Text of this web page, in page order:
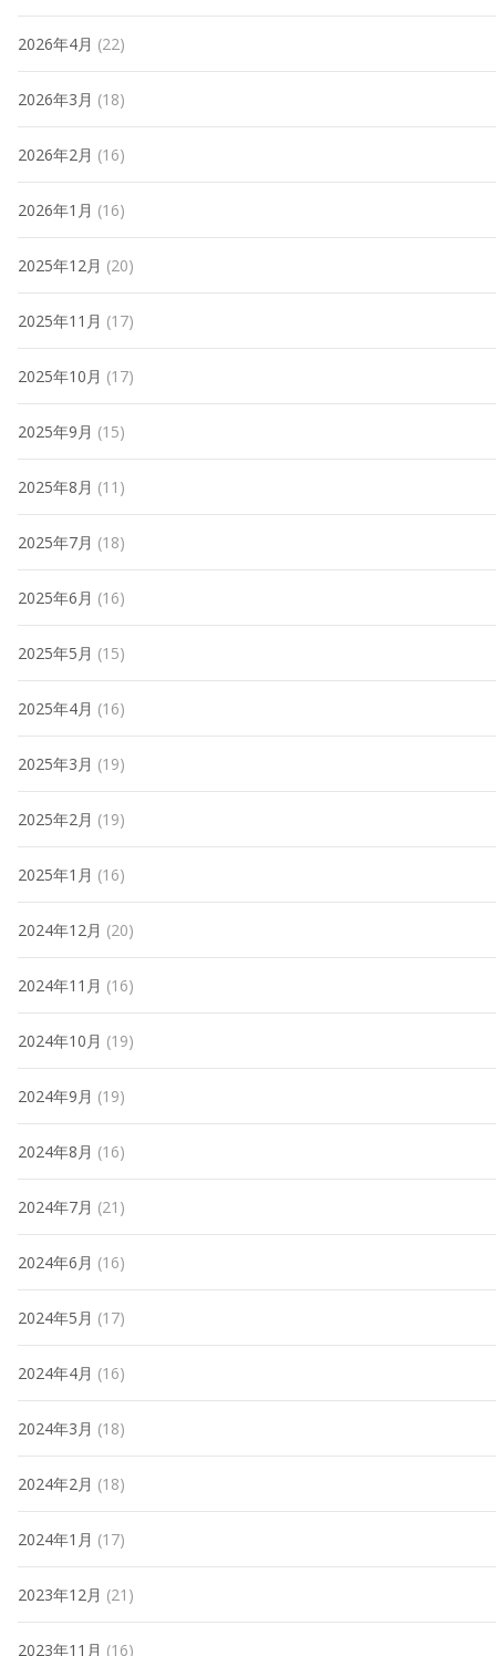
2026年4月 (22)
2026年3月 (18)
2026年2月 (16)
2026年1月 (16)
2025年12月 (20)
2025年11月 (17)
2025年10月 (17)
2025年9月 (15)
2025年8月 (11)
2025年7月 (18)
2025年6月 (16)
2025年5月 (15)
2025年4月 (16)
2025年3月 (19)
2025年2月 (19)
2025年1月 (16)
2024年12月 (20)
2024年11月 (16)
2024年10月 (19)
2024年9月 (19)
2024年8月 (16)
2024年7月 (21)
2024年6月 (16)
2024年5月 (17)
2024年4月 (16)
2024年3月 (18)
2024年2月 (18)
2024年1月 (17)
2023年12月 (21)
2023年11月 (16)